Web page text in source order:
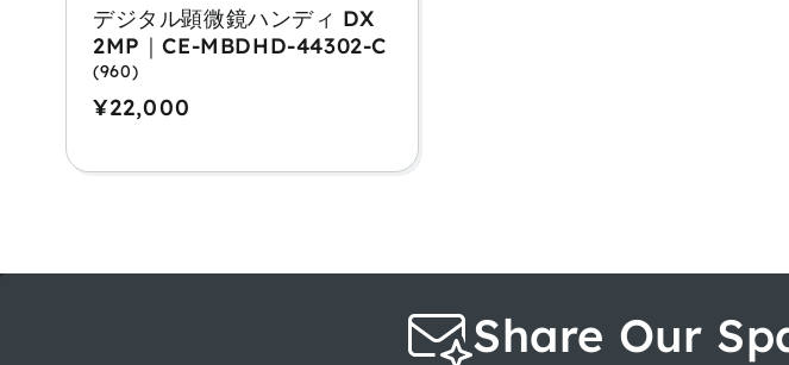
デジタル顕微鏡ハンディ DX
2MP｜CE-MBDHD-44302-C
(960)
通
価
¥22,000
Share Our